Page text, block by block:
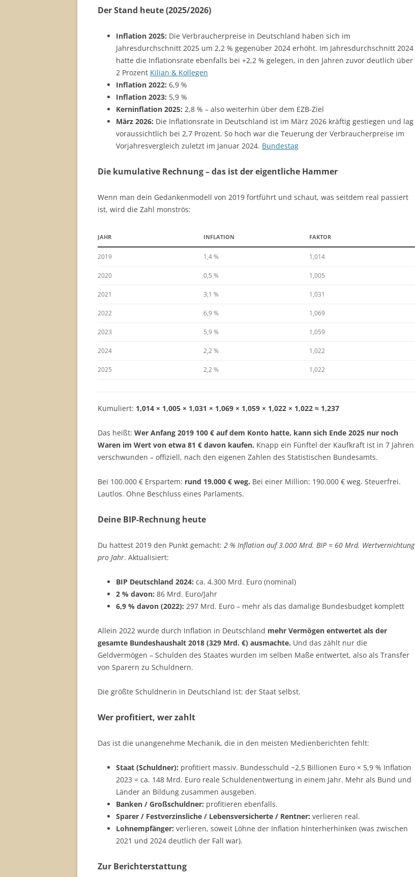
Der Stand heute (2025/2026)
Inflation 2025: Die Verbraucherpreise in Deutschland haben sich im
Jahresdurchschnitt 2025 um 2,2 % gegenüber 2024 erhöht. Im Jahresdurchschnitt 2024
hatte die Inflationsrate ebenfalls bei +2,2 % gelegen, in den Jahren zuvor deutlich über
2 Prozent Kilian & Kollegen
Inflation 2022: 6,9 %
Inflation 2023: 5,9 %
Kerninflation 2025: 2,8 % – also weiterhin über dem EZB-Ziel
März 2026: Die Inflationsrate in Deutschland ist im März 2026 kräftig gestiegen und lag
voraussichtlich bei 2,7 Prozent. So hoch war die Teuerung der Verbraucherpreise im
Vorjahresvergleich zuletzt im Januar 2024. Bundestag
Die kumulative Rechnung – das ist der eigentliche Hammer
Wenn man dein Gedankenmodell von 2019 fortführt und schaut, was seitdem real passiert
ist, wird die Zahl monströs:
JAHR INFLATION FAKTOR
2019 1,4 % 1,014
2020 0,5 % 1,005
2021 3,1 % 1,031
2022 6,9 % 1,069
2023 5,9 % 1,059
2024 2,2 % 1,022
2025 2,2 % 1,022
Kumuliert: 1,014 × 1,005 × 1,031 × 1,069 × 1,059 × 1,022 × 1,022 ≈ 1,237
Das heißt: Wer Anfang 2019 100 € auf dem Konto hatte, kann sich Ende 2025 nur noch
Waren im Wert von etwa 81 € davon kaufen. Knapp ein Fünftel der Kaufkraft ist in 7 Jahren
verschwunden – offiziell, nach den eigenen Zahlen des Statistischen Bundesamts.
Bei 100.000 € Erspartem: rund 19.000 € weg. Bei einer Million: 190.000 € weg. Steuerfrei.
Lautlos. Ohne Beschluss eines Parlaments.
Deine BIP-Rechnung heute
Du hattest 2019 den Punkt gemacht: 2 % Inflation auf 3.000 Mrd. BIP = 60 Mrd. Wertvernichtung
pro Jahr. Aktualisiert:
BIP Deutschland 2024: ca. 4.300 Mrd. Euro (nominal)
2 % davon: 86 Mrd. Euro/Jahr
6,9 % davon (2022): 297 Mrd. Euro – mehr als das damalige Bundesbudget komplett
Allein 2022 wurde durch Inflation in Deutschland mehr Vermögen entwertet als der
gesamte Bundeshaushalt 2018 (329 Mrd. €) ausmachte. Und das zählt nur die
Geldvermögen – Schulden des Staates wurden im selben Maße entwertet, also als Transfer
von Sparern zu Schuldnern.
Die größte Schuldnerin in Deutschland ist: der Staat selbst.
Wer profitiert, wer zahlt
Das ist die unangenehme Mechanik, die in den meisten Medienberichten fehlt:
Staat (Schuldner): profitiert massiv. Bundesschuld ~2,5 Billionen Euro × 5,9 % Inflation
2023 = ca. 148 Mrd. Euro reale Schuldenentwertung in einem Jahr. Mehr als Bund und
Länder an Bildung zusammen ausgeben.
Banken / Großschuldner: profitieren ebenfalls.
Sparer / Festverzinsliche / Lebensversicherte / Rentner: verlieren real.
Lohnempfänger: verlieren, soweit Löhne der Inflation hinterherhinken (was zwischen
2021 und 2024 deutlich der Fall war).
Zur Berichterstattung